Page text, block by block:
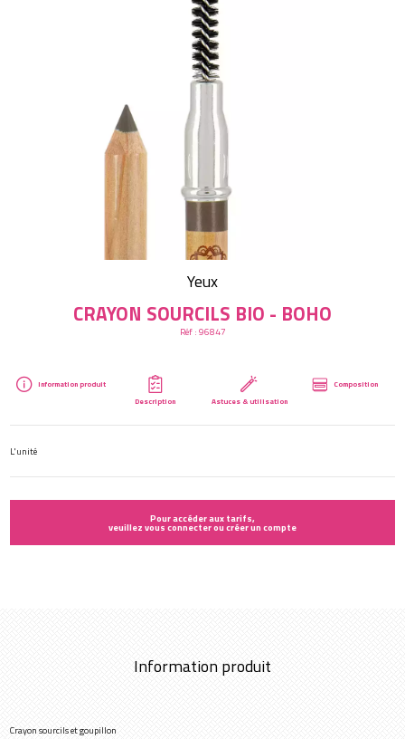
NOUVEAU CLIENT ?
Créez votre compte
Créer mon compte
Yeux
CRAYON SOURCILS BIO - BOHO
Réf :96847
Information produit
Description
Astuces & utilisation
Composition
L'unité
Pour accéder aux tarifs,
veuillez vous connecter ou créer un compte
Information produit
Crayon sourcils et goupillon